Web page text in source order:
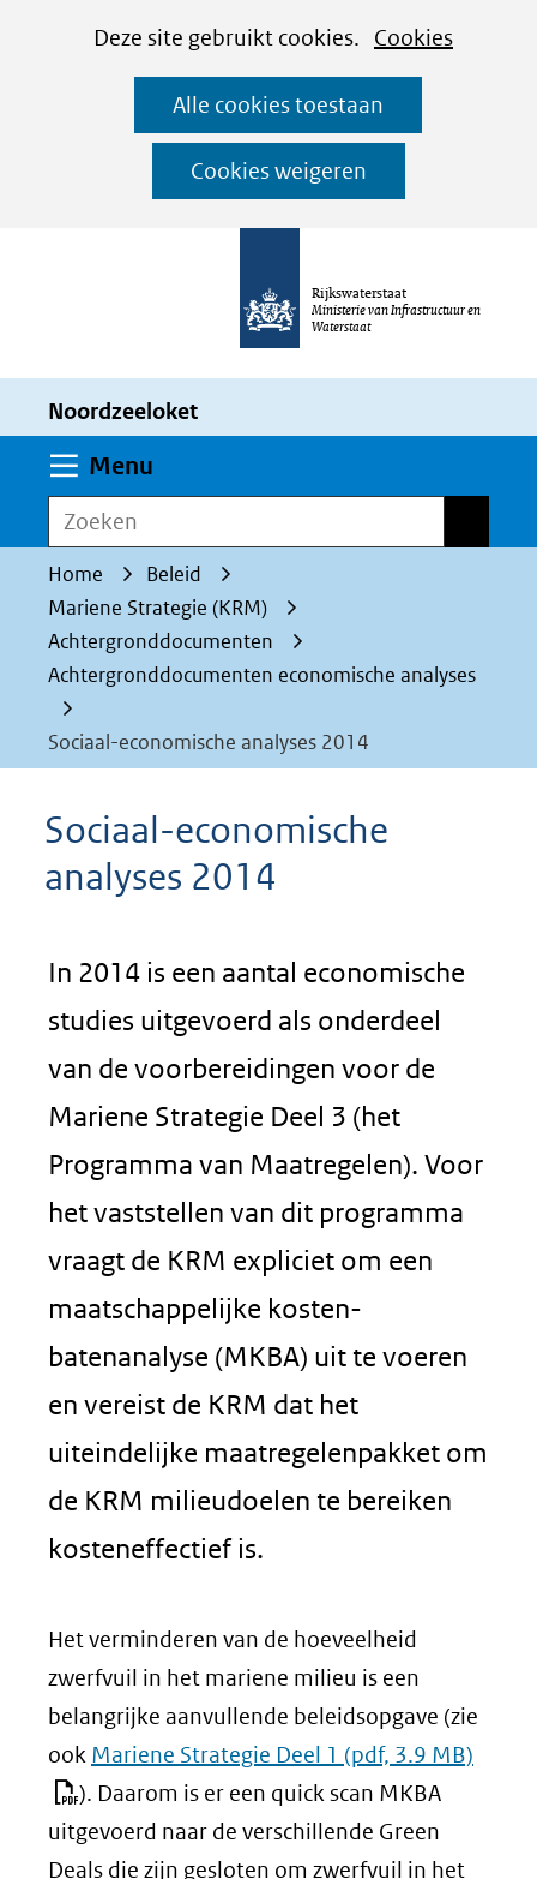
CookiesDeze site gebruikt cookies. Cookies
worden
toegestaan
geweigerd.
Alle cookies toestaan
Cookies weigeren
Ga
naar
de
inhoud
Rijkswaterstaat
Ministerie van Infrastructuur en
Waterstaat
Noordzeeloket
Menu
Zoeken
Home
Beleid
Mariene Strategie (KRM)
Achtergronddocumenten
Achtergronddocumenten economische analyses
Sociaal-economische analyses 2014
Sociaal-economische
analyses 2014
In 2014 is een aantal economische
studies uitgevoerd als onderdeel
van de voorbereidingen voor de
Mariene Strategie Deel 3 (het
Programma van Maatregelen). Voor
het vaststellen van dit programma
vraagt de KRM expliciet om een
maatschappelijke kosten-
batenanalyse (MKBA) uit te voeren
en vereist de KRM dat het
uiteindelijke maatregelenpakket om
de KRM milieudoelen te bereiken
kosteneffectief is.
Het verminderen van de hoeveelheid
zwerfvuil in het mariene milieu is een
belangrijke aanvullende beleidsopgave (zie
ook Mariene Strategie Deel 1 (pdf, 3.9 MB)
). Daarom is er een quick scan MKBA
uitgevoerd naar de verschillende Green
Deals die zijn gesloten om zwerfvuil in het